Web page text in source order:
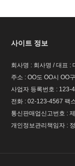
사이트 정보
회사명 : 회사명 / 대표 :
주소 : OO도 OO시 OO
사업자 등록번호 : 123-
전화 : 02-123-4567 팩
통신판매업신고번호 :
개인정보관리책임자 :